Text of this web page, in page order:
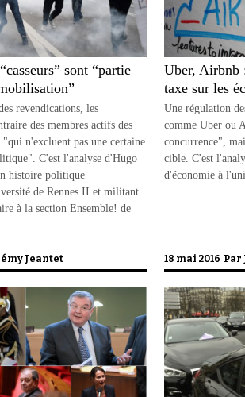
sont “partie
revendications, les
des membres actifs des
n'excluent pas une certaine
C'est l'analyse d'Hugo
histoire politique
de Rennes II et militant
à la section Ensemble! de
Jeantet
Uber, Airbnb
taxe sur les
Une régulation
comme Uber ou
concurrence",
cible. C'est
d'économie à
18 mai 2016 Par